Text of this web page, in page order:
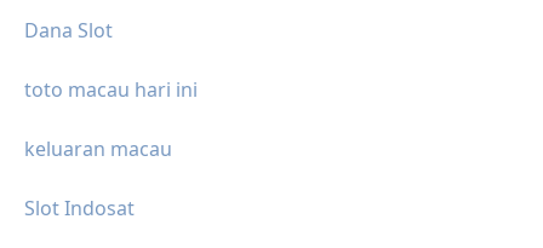
Dana Slot
toto macau hari ini
keluaran macau
Slot Indosat